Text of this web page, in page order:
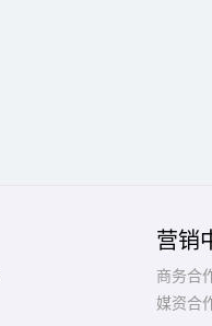
营销
商务合
媒资合